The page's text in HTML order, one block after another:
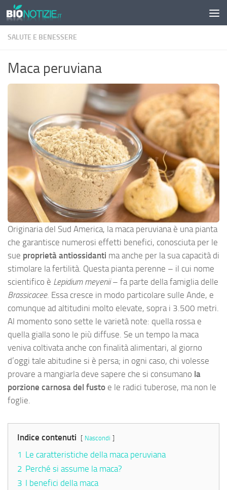
Sotto il contenuto
SALUTE E BENESSERE
Maca peruviana
Originaria del Sud America, la maca peruviana è una pianta
che garantisce numerosi effetti benefici, conosciuta per le
sue proprietà antiossidanti ma anche per la sua capacità di
stimolare la fertilità. Questa pianta perenne – il cui nome
scientifico è Lepidium meyenii– fa parte della famiglia delle
Brassicacee. Essa cresce in modo particolare sulle Ande, e
comunque ad altitudini molto elevate, sopra i 3.500 metri.
Al momento sono sette le varietà note: quella rossa e
quella gialla sono le più diffuse. Se un tempo la maca
veniva coltivata anche con finalità alimentari, al giorno
d’oggi tale abitudine si è persa; in ogni caso, chi volesse
provare a mangiarla deve sapere che si consumano la
porzione carnosa del fusto e le radici tuberose, ma non le
foglie.
Indice contenuti Nascondi
1 Le caratteristiche della maca peruviana
2 Perché si assume la maca?
3 I benefici della maca